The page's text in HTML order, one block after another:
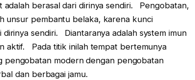
berasal dari dirinya sendiri. Pengobatan,
unsur pembantu belaka, karena kunci
sendiri. Diantaranya adalah system imun
aktif. Pada titik inilah tempat bertemunya
modern dengan pengobatan
dan berbagai jamu.